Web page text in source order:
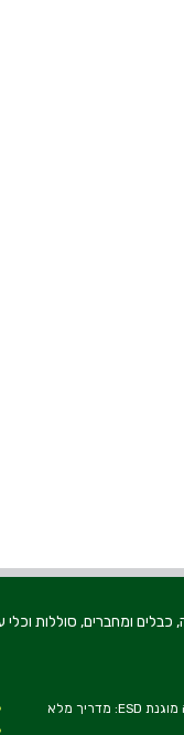
רכיבים, ציוד בדיקה, כבלים
איך מקימים עמדת עבודה מוגנת ESD: מדריך מלא